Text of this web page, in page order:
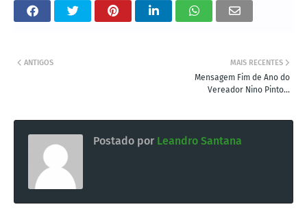
MAIS RECENTES
Mensagem Fim de Ano do
Vereador Nino Pinto...
ANTIGOS
Postado por Leandro Santana